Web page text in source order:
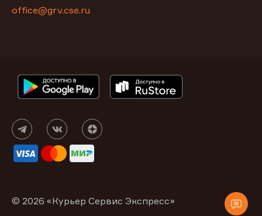
office@grv.cse.ru
© 2026 «Курьер Сервис Экспресс»